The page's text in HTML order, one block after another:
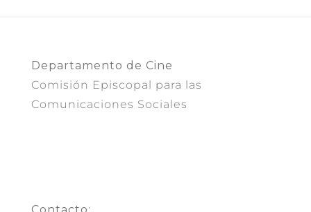
Departamento de Cine
Comisión Episcopal para las
Comunicaciones Sociales